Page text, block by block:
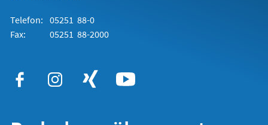
Telefon: 05251 88-0
Fax:
05251 88-2000